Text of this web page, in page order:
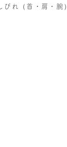
れ（首・肩・腕）